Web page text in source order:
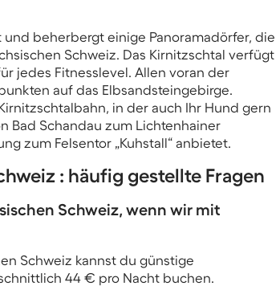
beherbergt einige Panoramadörfer, die
Schweiz. Das Kirnitzschtal verfügt
jedes Fitnesslevel. Allen voran der
auf das Elbsandsteingebirge.
in der auch Ihr Hund gern
Bad Schandau zum Lichtenhainer
zum Felsentor „Kuhstall“ anbietet.
: häufig gestellte Fragen
Schweiz, wenn wir mit
Schweiz kannst du günstige
44 € pro Nacht buchen.